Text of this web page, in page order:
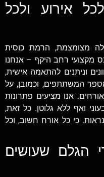
אירוע ולכל
מצומצמת, הרמת כוסית
מקצועי רחב היקף – אנחנו
וניתנים להתאמה אישית,
המשתתפים, וכמובן, על
אנו מציעים פתרונות
ואף ללא גלוטן. כל זאת,
כי כל אורח חשוב, וכל
הגלם שעושים